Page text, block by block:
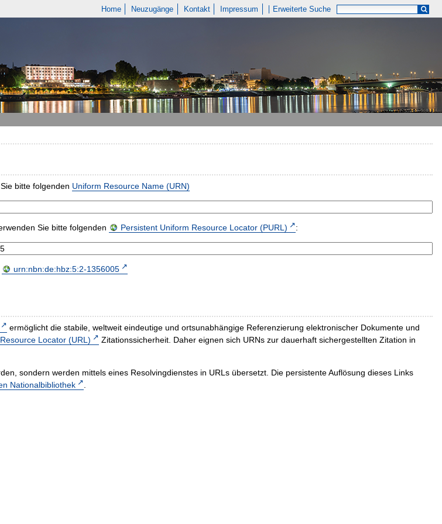
Home Neuzugänge Kontakt Impressum Erweiterte Suche
bitte folgenden Uniform Resource Name (URN)
Sie bitte folgenden Persistent Uniform Resource Locator (PURL) :
urn:nbn:de:hbz:5:2-1356005
ermöglicht die stabile, weltweit eindeutige und ortsunabhängige Referenzierung elektronischer Dokumente und
Locator (URL)
Zitationssicherheit. Daher eignen sich URNs zur dauerhaft sichergestellten Zitation in
sondern werden mittels eines Resolvingdienstes in URLs übersetzt. Die persistente Auflösung dieses Links
Nationalbibliothek .